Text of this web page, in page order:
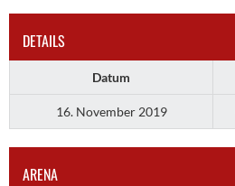
DETAILS
Datum
16. November 2019
ARENA